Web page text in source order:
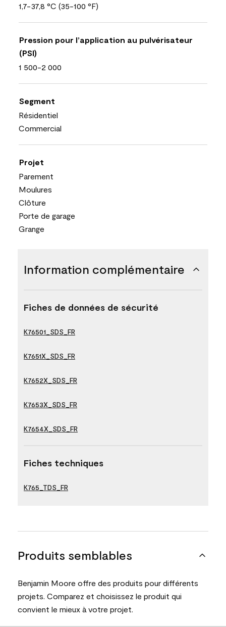
1,7-37,8 °C (35-100 °F)
Pression pour l’application au pulvérisateur
(PSI)
1 500-2 000
Segment
Résidentiel
Commercial
Projet
Parement
Moulures
Clôture
Porte de garage
Grange
Information complémentaire
Fiches de données de sécurité
K76501_SDS_FR
K7651X_SDS_FR
K7652X_SDS_FR
K7653X_SDS_FR
K7654X_SDS_FR
Fiches techniques
K765_TDS_FR
Produits semblables
Benjamin Moore offre des produits pour différents
projets. Comparez et choisissez le produit qui
convient le mieux à votre projet.